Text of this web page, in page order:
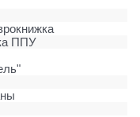
ППУ